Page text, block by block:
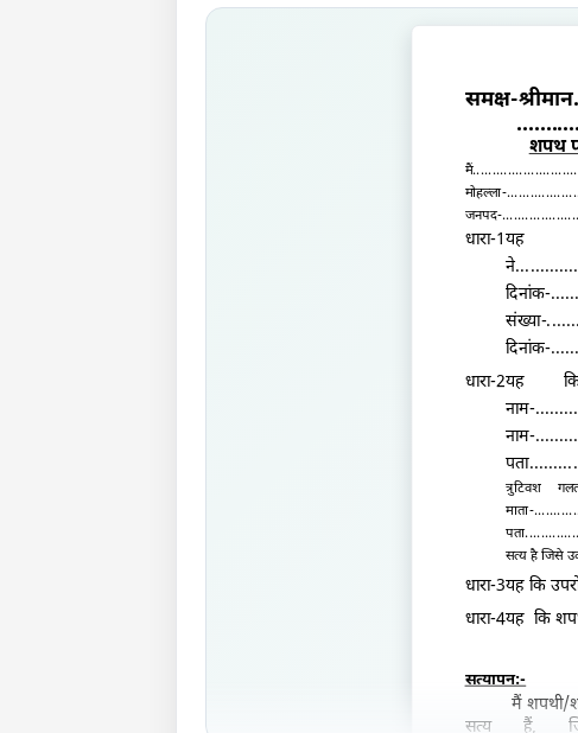
समक्ष-श्रीमान
शपथ
मैं
मोहल्ला-
जनपद-
धारा-
ने..
दिनांक-
संख्या-
दिनांक-
धारा-
नाम-
नाम-
पता
त्रुटिवश
माता-
पता......
सत्य है जिसे
धारा-3यह कि
धारा-4यह कि
सत्यापन:-
मैं शपथी/
सत्य हैं,